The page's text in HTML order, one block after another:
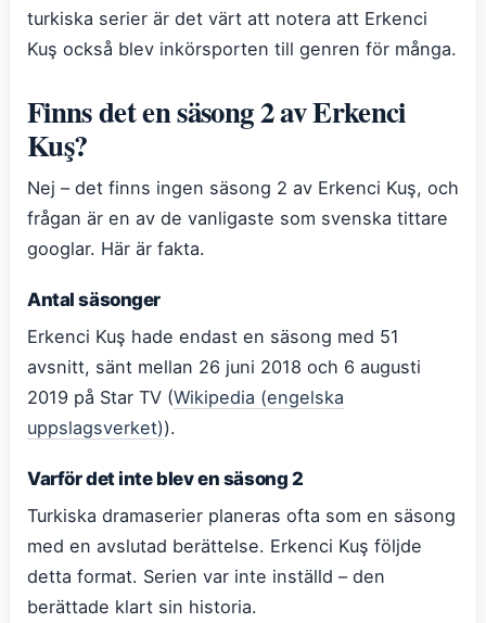
turkiska serier är det värt att notera att Erkenci
Kuş också blev inkörsporten till genren för många.
Finns det en säsong 2 av Erkenci
Kuş?
Nej – det finns ingen säsong 2 av Erkenci Kuş, och
frågan är en av de vanligaste som svenska tittare
googlar. Här är fakta.
Antal säsonger
Erkenci Kuş hade endast en säsong med 51
avsnitt, sänt mellan 26 juni 2018 och 6 augusti
2019 på Star TV (Wikipedia (engelska
uppslagsverket)).
Varför det inte blev en säsong 2
Turkiska dramaserier planeras ofta som en säsong
med en avslutad berättelse. Erkenci Kuş följde
detta format. Serien var inte inställd – den
berättade klart sin historia.